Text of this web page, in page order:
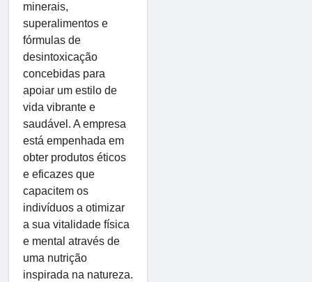
minerais,
superalimentos e
fórmulas de
desintoxicação
concebidas para
apoiar um estilo de
vida vibrante e
saudável. A empresa
está empenhada em
obter produtos éticos
e eficazes que
capacitem os
indivíduos a otimizar
a sua vitalidade física
e mental através de
uma nutrição
inspirada na natureza.